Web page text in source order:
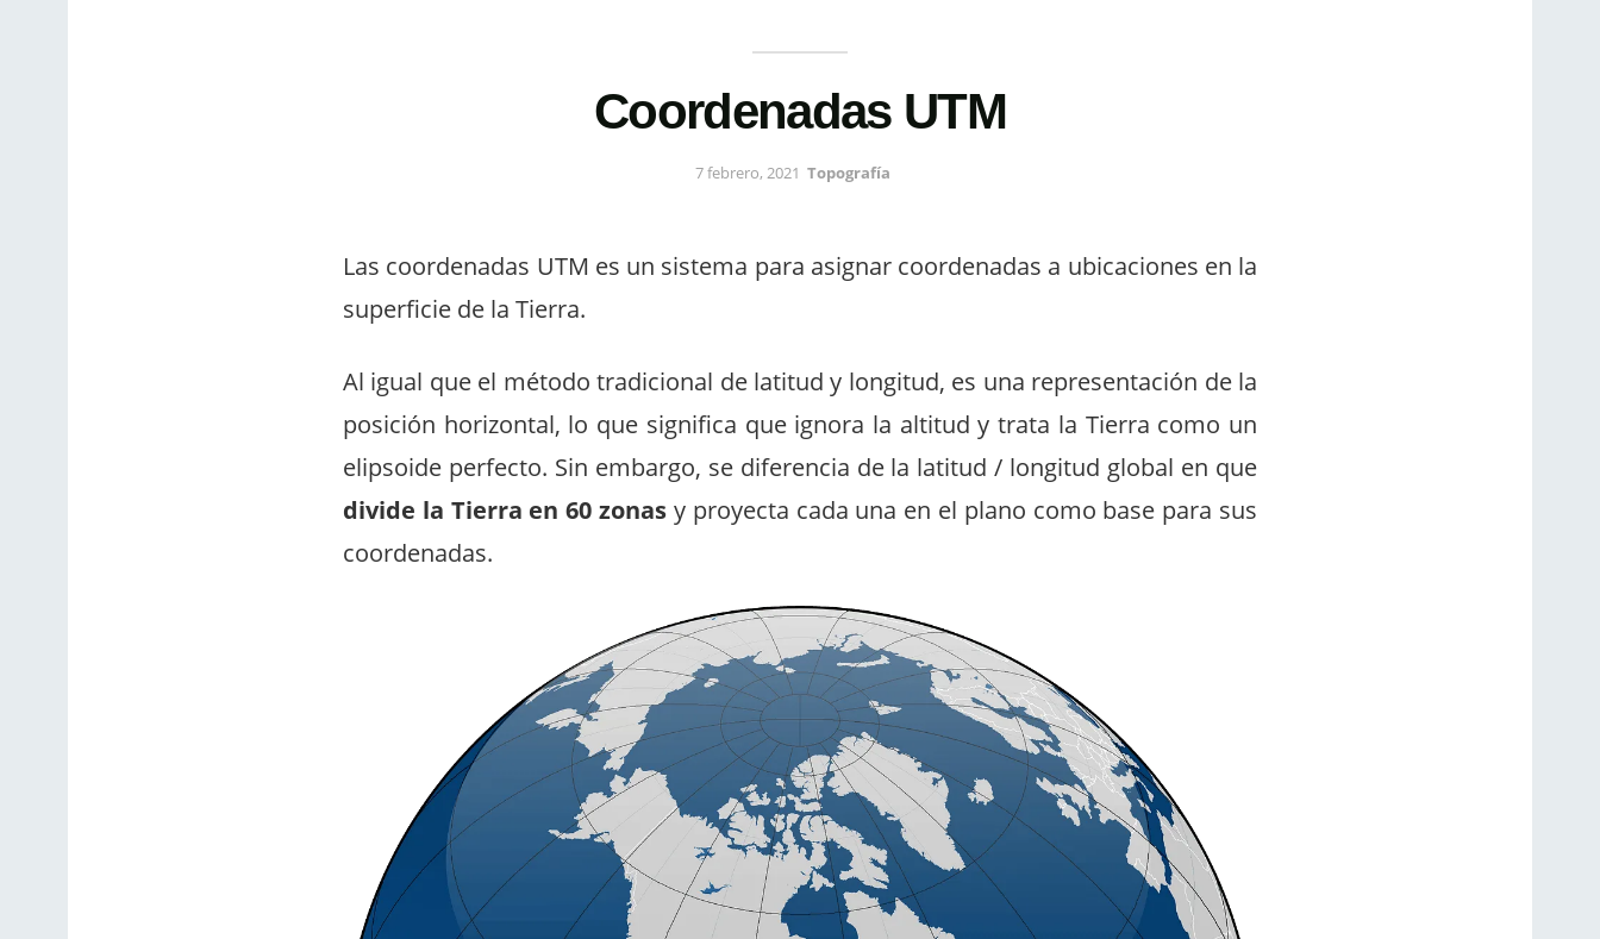
Coordenadas UTM
7 febrero, 2021 Topografía
Las coordenadas UTM es un sistema para asignar coordenadas a ubicaciones en la
superficie de la Tierra.
Al igual que el método tradicional de latitud y longitud, es una representación de la
posición horizontal, lo que significa que ignora la altitud y trata la Tierra como un
elipsoide perfecto. Sin embargo, se diferencia de la latitud / longitud global en que
divide la Tierra en 60 zonas y proyecta cada una en el plano como base para sus
coordenadas.